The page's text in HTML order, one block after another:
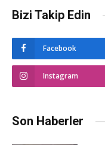
Bizi Takip Edin
Facebook
Instagram
Son Haberler